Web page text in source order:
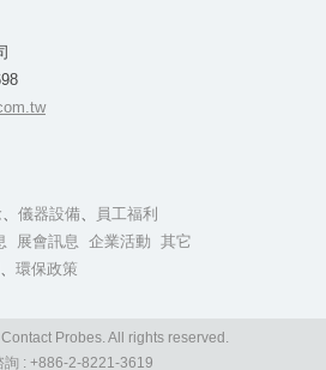
、 儀器設備、
員工福利
展會訊息 企業活動 其它
、 環保政策
Probes. All rights reserved.
詢 : +886-2-8221-3619